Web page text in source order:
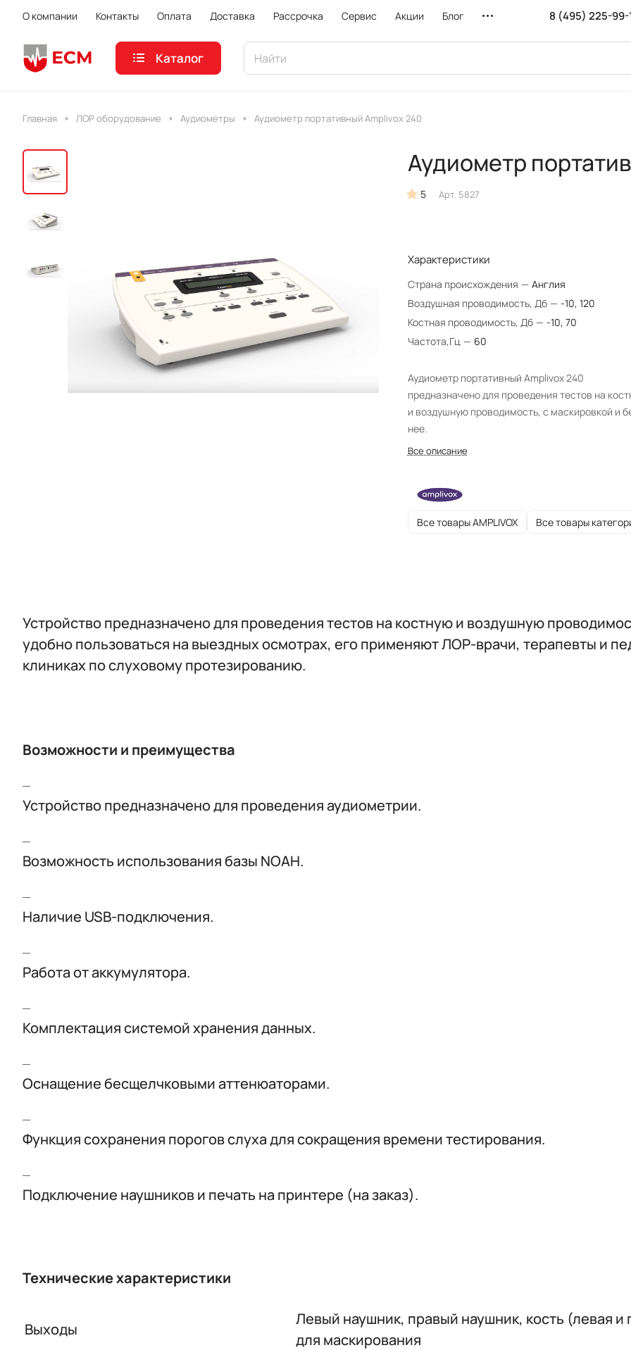
О компании Контакты Оплата Доставка Рассрочка Сервис Акции Блог 8 (495) 225-99-
Каталог
Главная ЛОР оборудование Аудиометры Аудиометр портативный Amplivox 240
Аудиометр
5 Арт. 5827
Характеристики
Страна происхождения — Англия
Воздушная проводимость, Дб — -10, 120
Костная проводимость, Дб — -10, 70
Частота,Гц — 60
Аудиометр портативный Amplivox 240
предназначено для проведения тестов на
и воздушную проводимость, с маскировкой и
нее.
Все описание
Все товары AMPLIVOX Все товары
Устройство предназначено для проведения тестов на костную и воздушную
удобно пользоваться на выездных осмотрах, его применяют ЛОР-врачи, терапевты и
клиниках по слуховому протезированию.
Возможности и преимущества
Устройство предназначено для проведения аудиометрии.
Возможность использования базы NOAH.
Наличие USB-подключения.
Работа от аккумулятора.
Комплектация системой хранения данных.
Оснащение бесщелчковыми аттенюаторами.
Функция сохранения порогов слуха для сокращения времени тестирования.
Подключение наушников и печать на принтере (на заказ).
Технические характеристики
Выходы
Левый наушник, правый наушник, кость (левая
для маскирования